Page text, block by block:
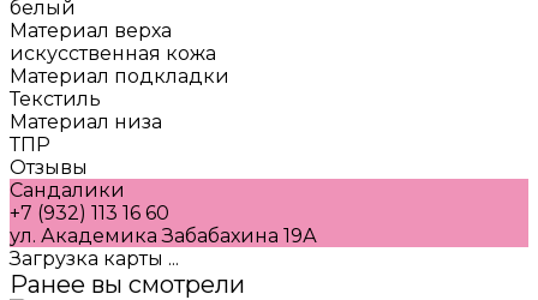
белый
Материал верха
искусственная кожа
Материал подкладки
Текстиль
Материал низа
ТПР
Отзывы
Сандалики
+7 (932) 113 16 60
ул. Академика Забабахина 19А
Загрузка карты ...
Ранее вы смотрели